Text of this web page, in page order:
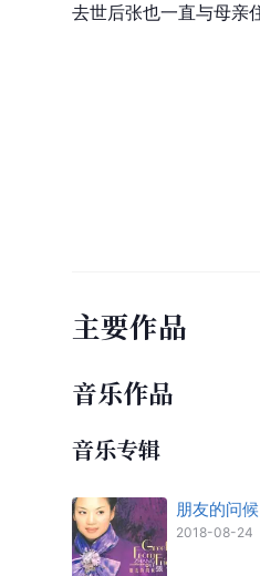
去世后张也一直与母亲
主要作品
音乐作品
音乐专辑
朋友的问候
2018-08-24